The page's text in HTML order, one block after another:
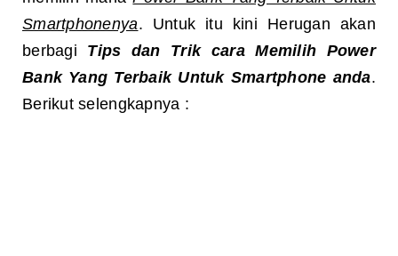
Smartphonenya. Untuk itu kini Herugan akan
berbagi Tips dan Trik cara Memilih Power
Bank Yang Terbaik Untuk Smartphone anda.
Berikut selengkapnya :